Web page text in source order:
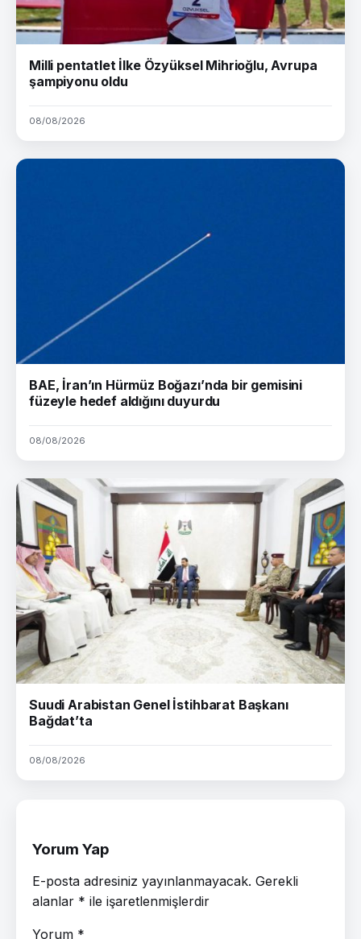
Milli pentatlet İlke Özyüksel Mihrioğlu, Avrupa
şampiyonu oldu
08/08/2026
BAE, İran’ın Hürmüz Boğazı’nda bir gemisini
füzeyle hedef aldığını duyurdu
08/08/2026
Suudi Arabistan Genel İstihbarat Başkanı
Bağdat’ta
08/08/2026
Yorum Yap
E-posta adresiniz yayınlanmayacak. Gerekli
alanlar * ile işaretlenmişlerdir
Yorum *